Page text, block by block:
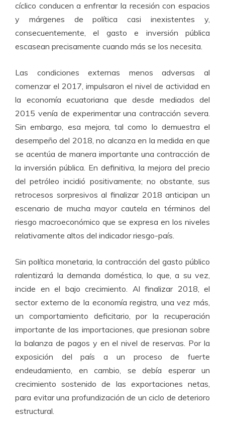
cíclico conducen a enfrentar la recesión con espacios
y márgenes de política casi inexistentes y,
consecuentemente, el gasto e inversión pública
escasean precisamente cuando más se los necesita.
Las condiciones externas menos adversas al
comenzar el 2017, impulsaron el nivel de actividad en
la economía ecuatoriana que desde mediados del
2015 venía de experimentar una contracción severa.
Sin embargo, esa mejora, tal como lo demuestra el
desempeño del 2018, no alcanza en la medida en que
se acentúa de manera importante una contracción de
la inversión pública. En definitiva, la mejora del precio
del petróleo incidió positivamente; no obstante, sus
retrocesos sorpresivos al finalizar 2018 anticipan un
escenario de mucha mayor cautela en términos del
riesgo macroeconómico que se expresa en los niveles
relativamente altos del indicador riesgo-país.
Sin política monetaria, la contracción del gasto público
ralentizará la demanda doméstica, lo que, a su vez,
incide en el bajo crecimiento. Al finalizar 2018, el
sector externo de la economía registra, una vez más,
un comportamiento deficitario, por la recuperación
importante de las importaciones, que presionan sobre
la balanza de pagos y en el nivel de reservas. Por la
exposición del país a un proceso de fuerte
endeudamiento, en cambio, se debía esperar un
crecimiento sostenido de las exportaciones netas,
para evitar una profundización de un ciclo de deterioro
estructural.